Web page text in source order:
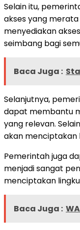
Selain itu,
akses yang
menyediakan
seimbang bagi
Baca Juga :
Selanjutnya,
dapat membantu
yang relevan.
akan menciptakan
Pemerintah juga
menjadi sangat
menciptakan
Baca Juga :